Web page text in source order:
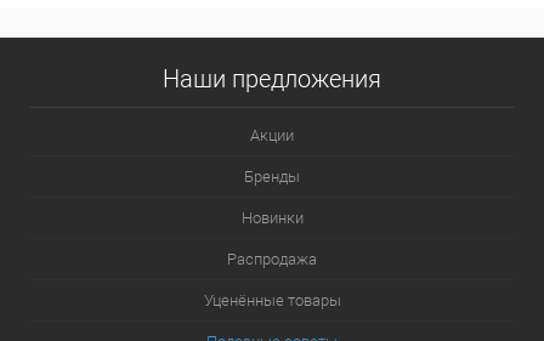
Наши предложения
Акции
Бренды
Новинки
Распродажа
Уценённые товары